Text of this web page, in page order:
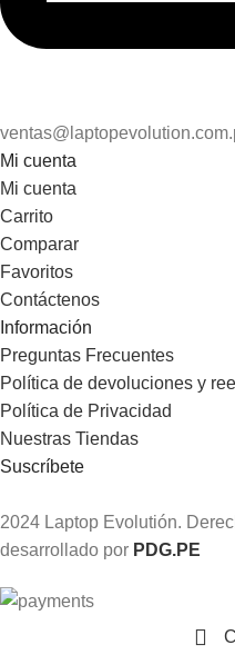
Mi cuenta
Mi cuenta
Carrito
Comparar
Favoritos
Contáctenos
Información
Preguntas Frecuentes
Política de devoluciones y
Política de Privacidad
Nuestras Tiendas
Suscríbete
2024 Laptop Evolutión.
desarrollado por PDG.PE